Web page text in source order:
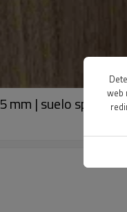
| suelo spc deweb